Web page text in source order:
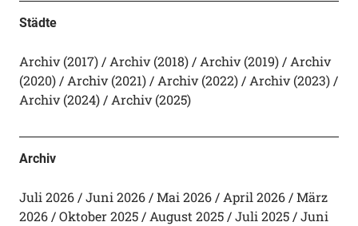
Städte
Archiv (2017) Archiv (2018) Archiv (2019)
Archiv
(2020)
Archiv (2021) Archiv (2022)
Archiv (2023)
Archiv (2024)
Archiv (2025)
Archiv
Juli 2026 Juni 2026 Mai 2026 April 2026
März
2026
Oktober 2025 August 2025 Juli 2025
Juni